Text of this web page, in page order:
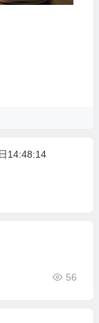
14:48:14
56